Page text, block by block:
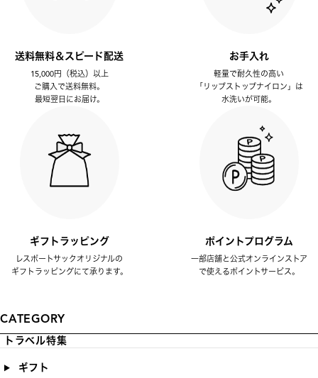
送料無料＆スピード配送
15,000円（税込）以上
ご購入で送料無料。
最短翌日にお届け。
お手入れ
軽量で耐久性の高い
「リップストップナイロン」は
水洗いが可能。
ギフトラッピング
レスポートサックオリジナルの
ギフトラッピングにて承ります。
ポイントプログラム
一部店舗と公式オンラインストア
で使えるポイントサービス。
CATEGORY
トラベル特集
ギフト